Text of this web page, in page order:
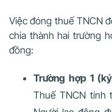
Việc đóng thuế TNCN
chia thành hai trường
đồng:
Trường hợp 1
Thuế TNCN tính